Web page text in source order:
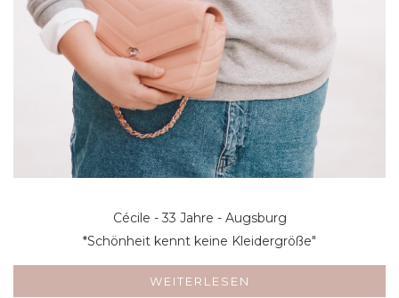
Cécile - 33 Jahre - Augsburg
*Schönheit kennt keine Kleidergröße"
WEITERLESEN